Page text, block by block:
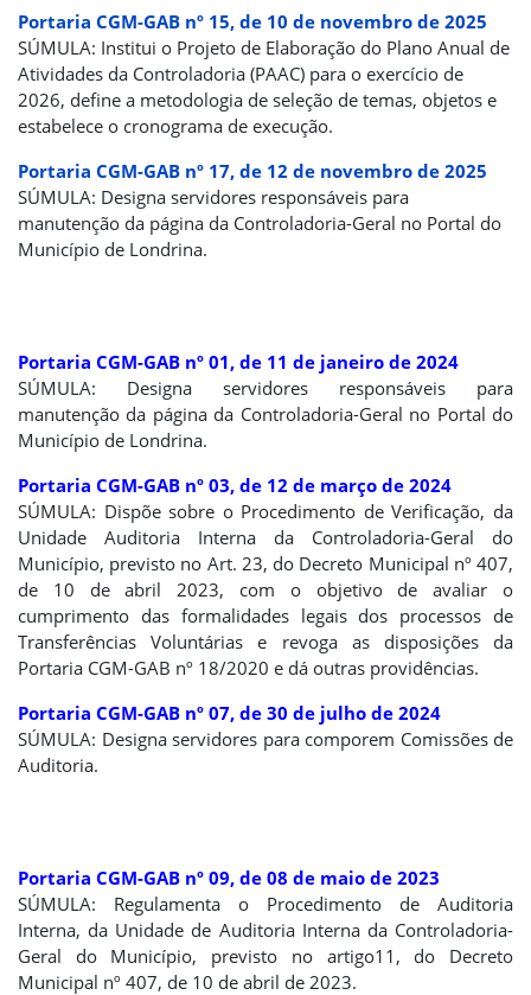
Portaria CGM-GAB nº 15, de 10 de novembro de 2025
SÚMULA: Institui o Projeto de Elaboração do Plano Anual de
Atividades da Controladoria (PAAC) para o exercício de
2026, define a metodologia de seleção de temas, objetos e
estabelece o cronograma de execução.
Portaria CGM-GAB nº 17, de 12 de novembro de 2025
SÚMULA: Designa servidores responsáveis para
manutenção da página da Controladoria-Geral no Portal do
Município de Londrina.
Portaria CGM-GAB nº 01, de 11 de janeiro de 2024
SÚMULA: Designa servidores responsáveis para
manutenção da página da Controladoria-Geral no Portal do
Município de Londrina.
Portaria CGM-GAB nº 03, de 12 de março de 2024
SÚMULA: Dispõe sobre o Procedimento de Verificação, da
Unidade Auditoria Interna da Controladoria-Geral do
Município, previsto no Art. 23, do Decreto Municipal nº 407,
de 10 de abril 2023, com o objetivo de avaliar o
cumprimento das formalidades legais dos processos de
Transferências Voluntárias e revoga as disposições da
Portaria CGM-GAB nº 18/2020 e dá outras providências.
Portaria CGM-GAB nº 07, de 30 de julho de 2024
SÚMULA: Designa servidores para comporem Comissões de
Auditoria.
Portaria CGM-GAB nº 09, de 08 de maio de 2023
SÚMULA: Regulamenta o Procedimento de Auditoria
Interna, da Unidade de Auditoria Interna da Controladoria-
Geral do Município, previsto no artigo11, do Decreto
Municipal nº 407, de 10 de abril de 2023.